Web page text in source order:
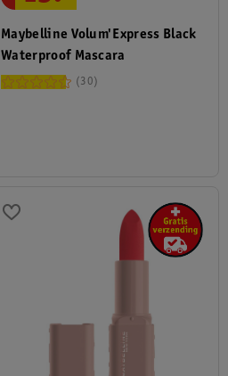
Maybelline Volum'Express Black
Waterproof Mascara
30